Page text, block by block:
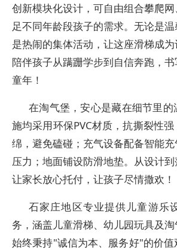
创新模块化设计，可自由组合攀爬
足不同年龄段孩子的需求。无论是
是热闹的集体活动，让这座滑梯成为
陪伴孩子从蹒跚学步到自信奔跑，
童年！
在淘气堡，安心是藏在细节里
施均采用环保PVC材质，抗撕裂性
绵，避免磕碰；充气设备配备智能
压力；地面铺设防滑地垫。从设计到
让家长放心托付，让孩子尽情撒欢！
石家庄地区专业提供儿童游乐
务，涵盖儿童滑梯、幼儿园玩具及
始终秉持"诚信为本、服务好"的价